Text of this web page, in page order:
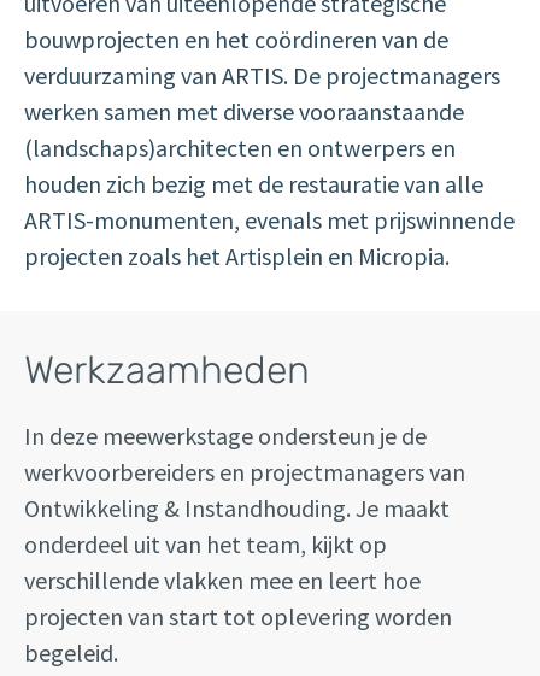
bouwprojecten en het coördineren van de
verduurzaming van ARTIS. De projectmanagers
werken samen met diverse vooraanstaande
(landschaps)architecten en ontwerpers en
houden zich bezig met de restauratie van alle
ARTIS-monumenten, evenals met prijswinnende
projecten zoals het Artisplein en Micropia.
Werkzaamheden
In deze meewerkstage ondersteun je de
werkvoorbereiders en projectmanagers van
Ontwikkeling & Instandhouding. Je maakt
onderdeel uit van het team, kijkt op
verschillende vlakken mee en leert hoe
projecten van start tot oplevering worden
begeleid.